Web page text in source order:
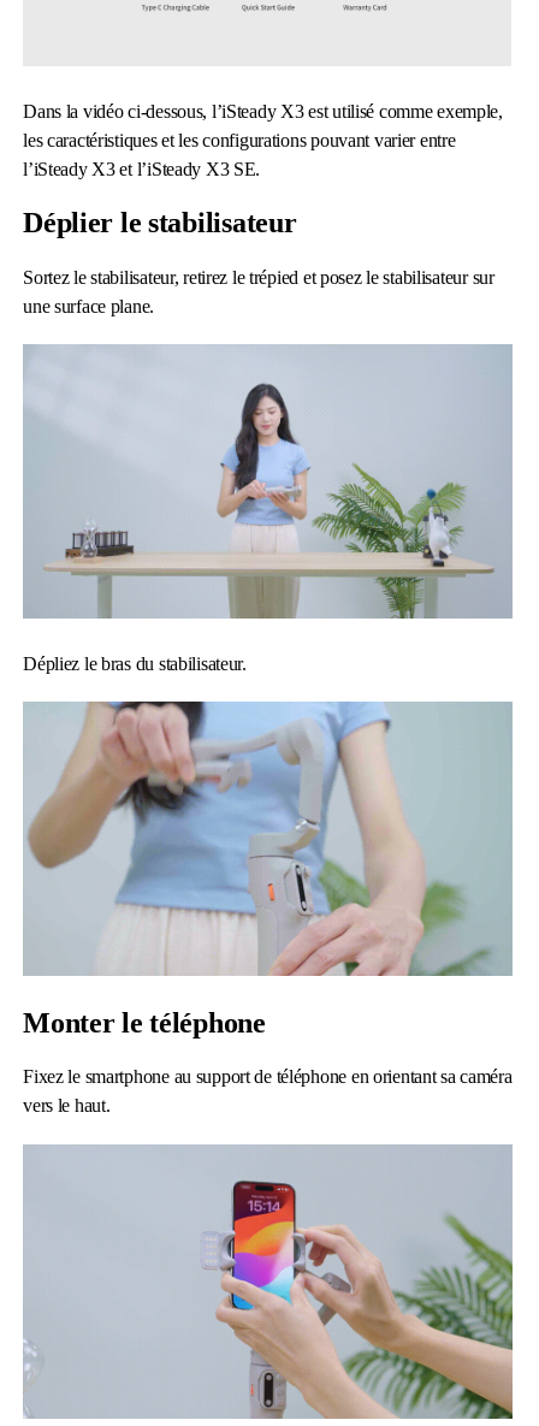
Hohem MIC-01
More
Dans la vidéo ci-dessous, l’iSteady X3 est utilisé comme exemple,
les caractéristiques et les configurations pouvant varier entre
l’iSteady X3 et l’iSteady X3 SE.
Déplier le stabilisateur
Sortez le stabilisateur, retirez le trépied et posez le stabilisateur sur
une surface plane.
Dépliez le bras du stabilisateur.
Monter le téléphone
Fixez le smartphone au support de téléphone en orientant sa caméra
vers le haut.